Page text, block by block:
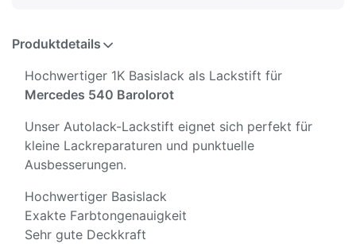
Produktdetails
Hochwertiger 1K Basislack als Lackstift für
Mercedes 540 Barolorot
Unser Autolack-Lackstift eignet sich perfekt für
kleine Lackreparaturen und punktuelle
Ausbesserungen.
Hochwertiger Basislack
Exakte Farbtongenauigkeit
Sehr gute Deckkraft